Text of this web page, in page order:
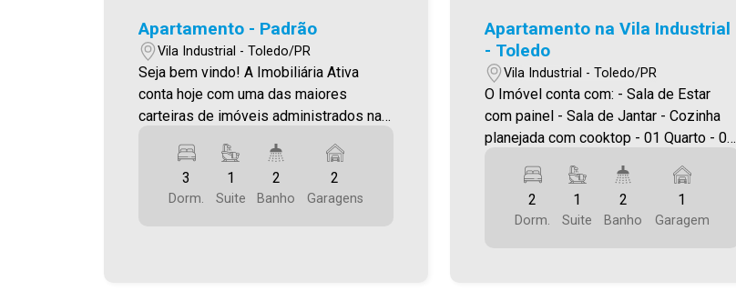
Apartamento - Padrão
Vila Industrial - Toledo/PR
Seja bem vindo! A Imobiliária Ativa
conta hoje com uma das maiores
carteiras de imóveis administrados na
venda. Confira mais uma de nossas
opções! Apartamento mobiliado
Localizado na Vila Industrial. O Imóvel
3
Dorm.
1
Suite
2
Banho
2
Garagens
Apartamento na Vila Industrial
- Toledo
Vila Industrial - Toledo/PR
O Imóvel conta com: - Sala de Estar
com painel - Sala de Jantar - Cozinha
planejada com cooktop - 01 Quarto - 01
planejados) - 1 vaga de garagem
coberta - Sacada com churrasqueira e
planejados - Interfone Área privativa
2
Dorm.
1
Suite
2
Banho
1
Garagem